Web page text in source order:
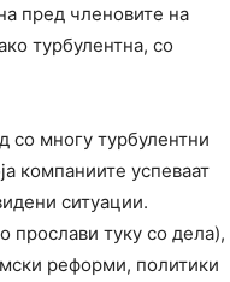
пред членовите на
турбулентна, со
со многу турбулентни
компаниите успеваат
ситуации.
прослави туку со дела),
реформи, политики